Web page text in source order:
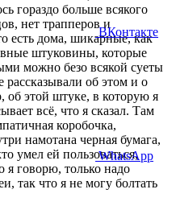
гораздо больше всякого
нет трапперов и
есть дома, шикарные, как
штуковины, которые
можно безо всякой суеты
рассказывали об этом и о
об этой штуке, в которую я
всё, что я сказал. Там
коробочка,
намотана черная бумага,
умел ей пользоваться,
я говорю, только надо
так что я не могу болтать
ВКонтакте
WhatsApp